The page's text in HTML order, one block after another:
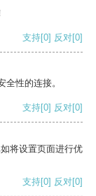
支持[0] 反对[0]
性的连接。
支持[0] 反对[0]
将设置页面进行优
支持[0] 反对[0]